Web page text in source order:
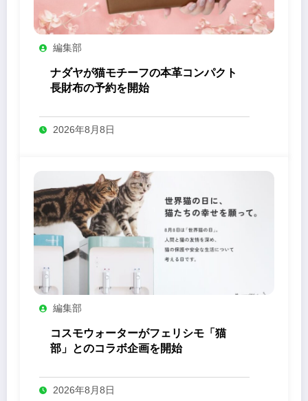
編集部
ナダヤが猫モチーフの本革コンパクト
長財布の予約を開始
2026年8月8日
編集部
コスモウォーターがフェリシモ「猫
部」とのコラボ企画を開始
2026年8月8日